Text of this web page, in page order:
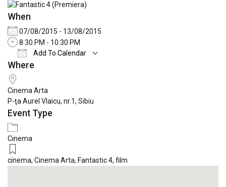
When
07/08/2015 - 13/08/2015
8:30 PM - 10:30 PM
Add To Calendar
Download ICS
Where
Cinema Arta
P-ţa Aurel Vlaicu, nr.1, Sibiu
Event Type
Cinema
cinema, Cinema Arta, Fantastic 4, film